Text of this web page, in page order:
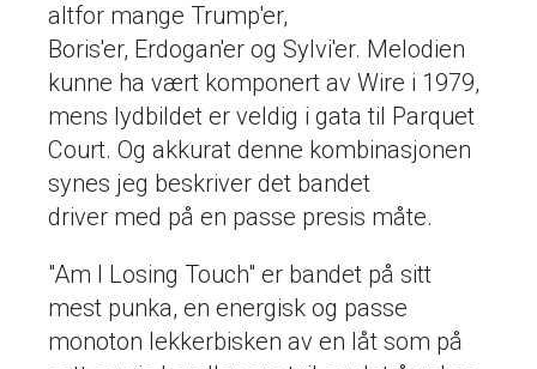
altfor mange Trump'er,
Boris'er, Erdogan'er og Sylvi'er. Melodien
kunne ha vært komponert av Wire i 1979,
mens lydbildet er veldig i gata til Parquet
Court. Og akkurat denne kombinasjonen
synes jeg beskriver det bandet
driver med på en passe presis måte.
"Am I Losing Touch" er bandet på sitt
mest punka, en energisk og passe
monoton lekkerbisken av en låt som på